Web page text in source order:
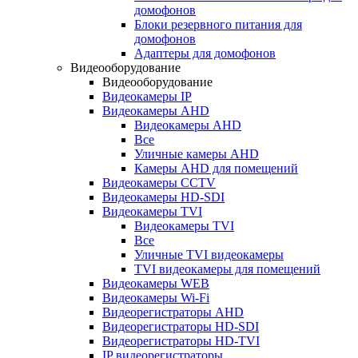
домофонов
Блоки резервного питания для
домофонов
Адаптеры для домофонов
Видеооборудование
Видеооборудование
Видеокамеры IP
Видеокамеры AHD
Видеокамеры AHD
Все
Уличные камеры AHD
Камеры AHD для помещений
Видеокамеры CCTV
Видеокамеры HD-SDI
Видеокамеры TVI
Видеокамеры TVI
Все
Уличные TVI видеокамеры
TVI видеокамеры для помещений
Видеокамеры WEB
Видеокамеры Wi-Fi
Видеорегистраторы AHD
Видеорегистраторы HD-SDI
Видеорегистраторы HD-TVI
IP видеорегистраторы